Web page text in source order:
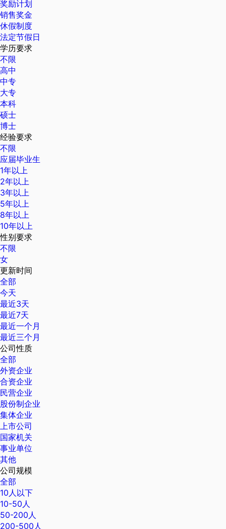
奖励计划
销售奖金
休假制度
法定节假日
学历要求
不限
高中
中专
大专
本科
硕士
博士
经验要求
不限
应届毕业生
1年以上
2年以上
3年以上
5年以上
8年以上
10年以上
性别要求
不限
女
更新时间
全部
今天
最近3天
最近7天
最近一个月
最近三个月
公司性质
全部
外资企业
合资企业
民营企业
股份制企业
集体企业
上市公司
国家机关
事业单位
其他
公司规模
全部
10人以下
10-50人
50-200人
200-500人